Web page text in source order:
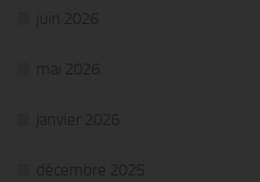
juin 2026
mai 2026
janvier 2026
décembre 2025